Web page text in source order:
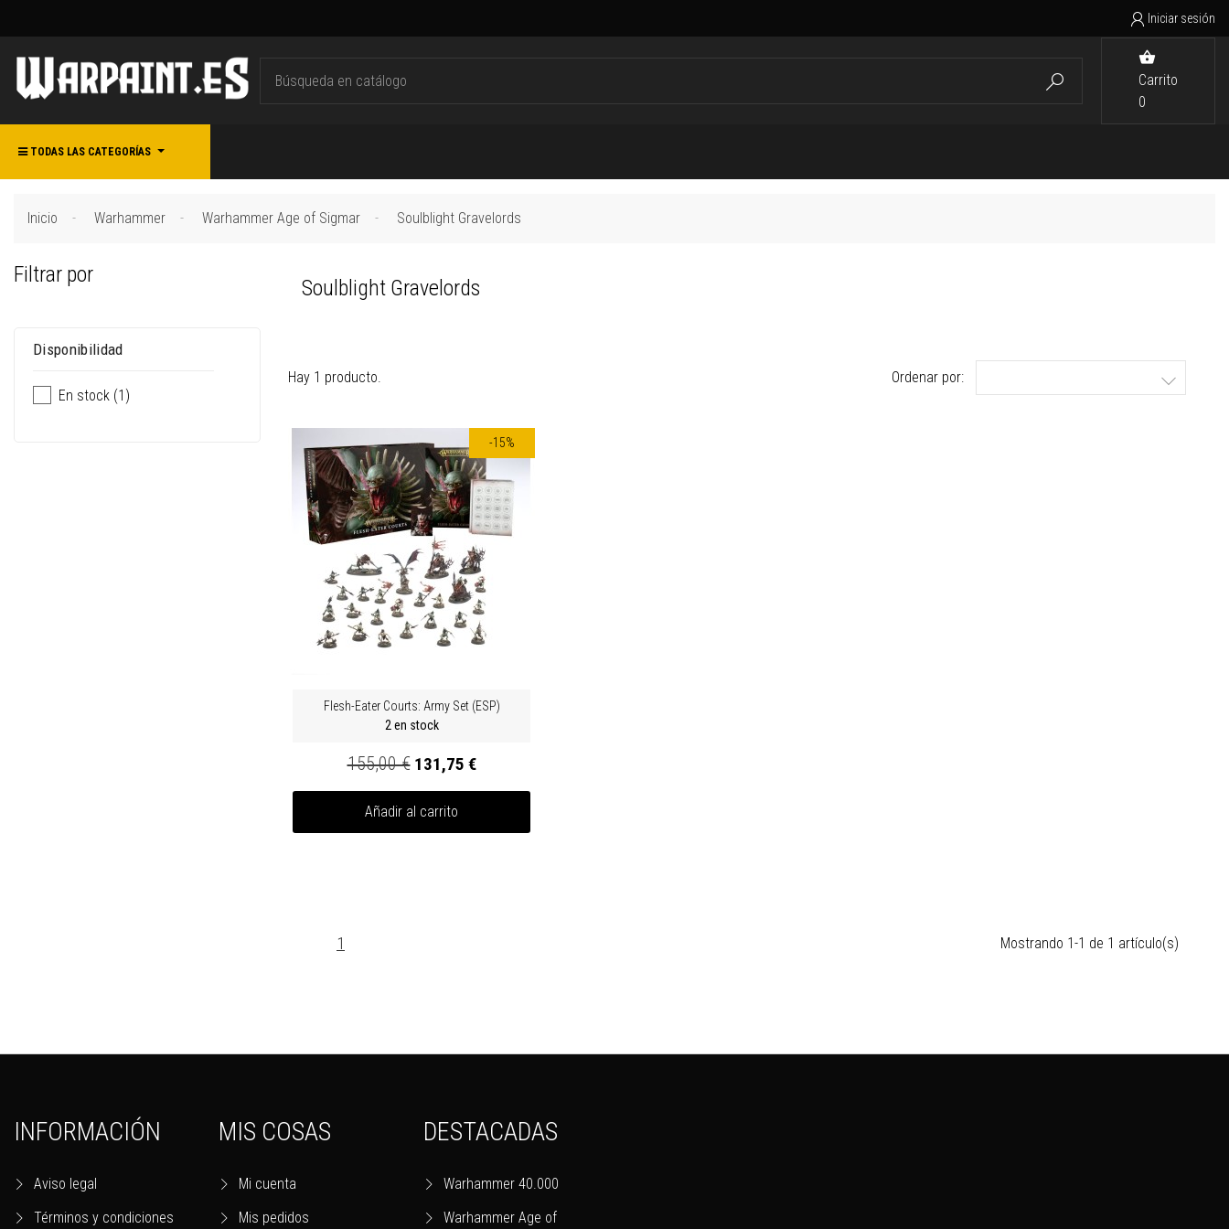
 Iniciar sesión


Carrito
0
TODAS LAS CATEGORÍAS
Inicio Warhammer Warhammer Age of Sigmar Soulblight Gravelords
Filtrar por
Disponibilidad
En stock (1)
Soulblight Gravelords
Hay 1 producto. Ordenar por: 
-15%
Flesh-Eater Courts: Army Set (ESP)
2 en stock
155,00 € 131,75 €
Añadir al carrito
Mostrando 1-1 de 1 artículo(s)
1
INFORMACIÓN
Aviso legal
Términos y condiciones
MIS COSAS
Mi cuenta
Mis pedidos
DESTACADAS
Warhammer 40.000
Warhammer Age of